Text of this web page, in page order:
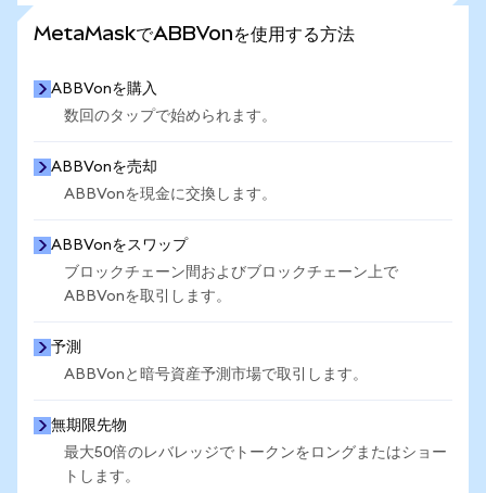
MetaMaskでABBVonを使用する方法
ABBVonを購入
数回のタップで始められます。
ABBVonを売却
ABBVonを現金に交換します。
ABBVonをスワップ
ブロックチェーン間およびブロックチェーン上で
ABBVonを取引します。
予測
ABBVonと暗号資産予測市場で取引します。
無期限先物
最大50倍のレバレッジでトークンをロングまたはショー
トします。